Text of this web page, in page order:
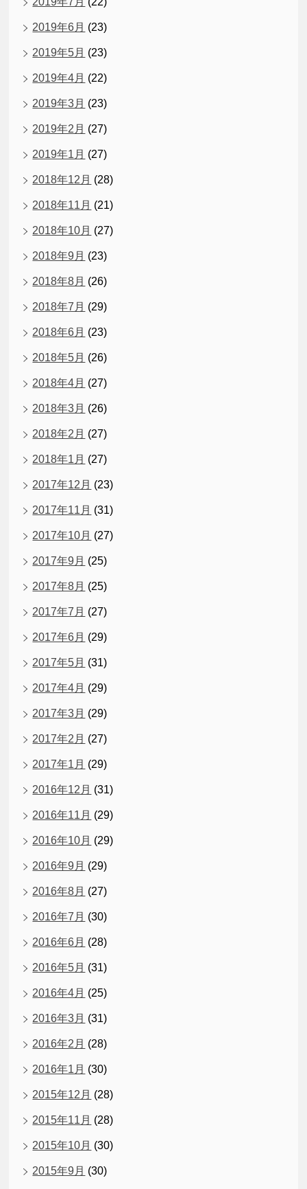
2019年6月 (23)
2019年5月 (23)
2019年4月 (22)
2019年3月 (23)
2019年2月 (27)
2019年1月 (27)
2018年12月 (28)
2018年11月 (21)
2018年10月 (27)
2018年9月 (23)
2018年8月 (26)
2018年7月 (29)
2018年6月 (23)
2018年5月 (26)
2018年4月 (27)
2018年3月 (26)
2018年2月 (27)
2018年1月 (27)
2017年12月 (23)
2017年11月 (31)
2017年10月 (27)
2017年9月 (25)
2017年8月 (25)
2017年7月 (27)
2017年6月 (29)
2017年5月 (31)
2017年4月 (29)
2017年3月 (29)
2017年2月 (27)
2017年1月 (29)
2016年12月 (31)
2016年11月 (29)
2016年10月 (29)
2016年9月 (29)
2016年8月 (27)
2016年7月 (30)
2016年6月 (28)
2016年5月 (31)
2016年4月 (25)
2016年3月 (31)
2016年2月 (28)
2016年1月 (30)
2015年12月 (28)
2015年11月 (28)
2015年10月 (30)
2015年9月 (30)